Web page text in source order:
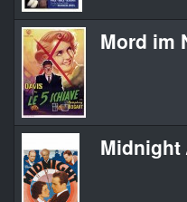
Mord im
Midnight